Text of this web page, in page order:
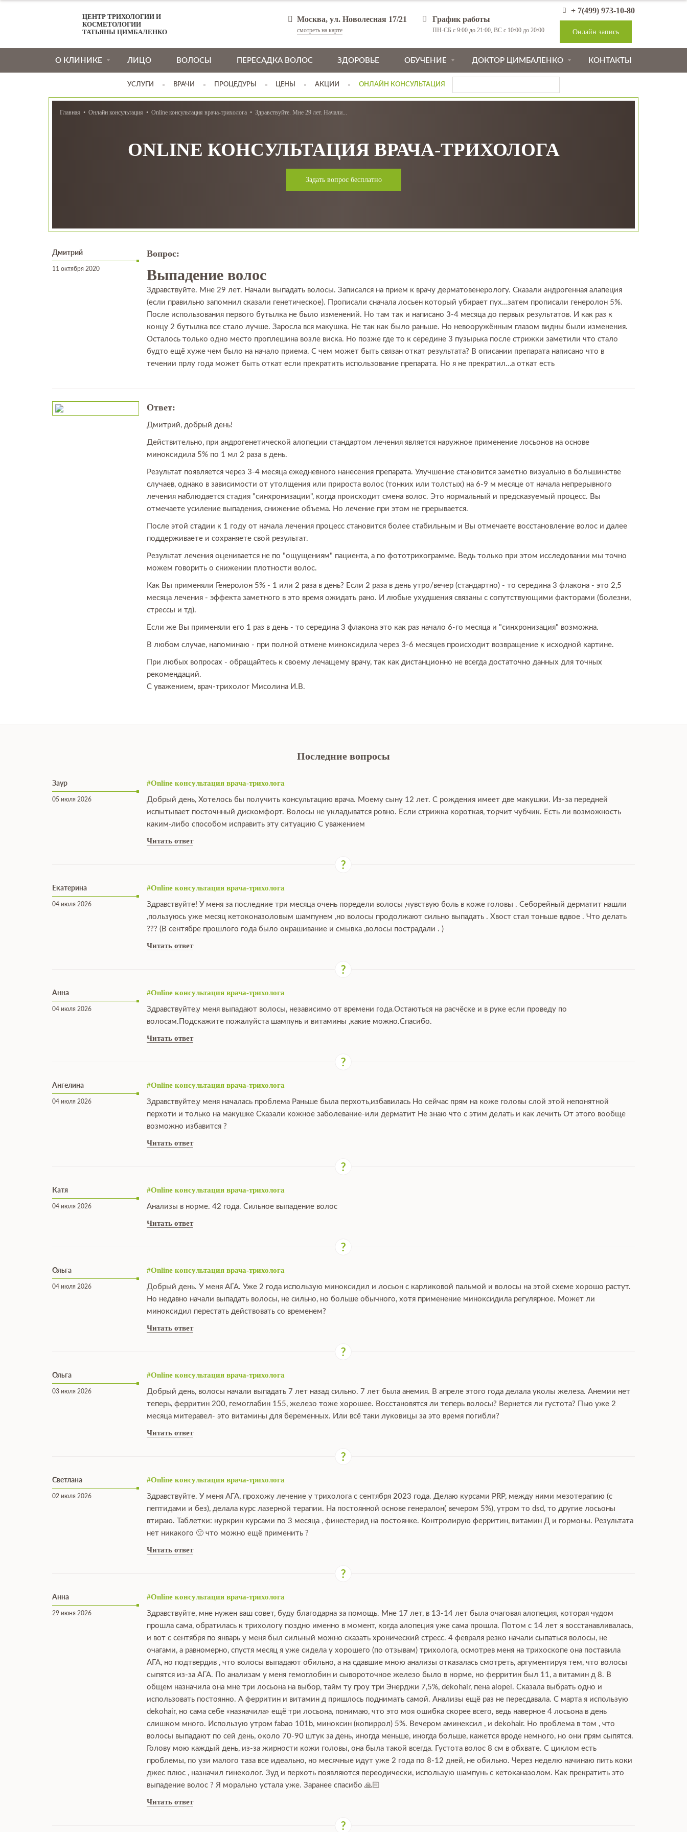
ЦЕНТР ТРИХОЛОГИИ И
КОСМЕТОЛОГИИ
ТАТЬЯНЫ ЦИМБАЛЕНКО
Москва, ул. Новолесная 17/21
смотреть на карте
График работы
ПН-СБ с 9:00 до 21:00, ВС с 10:00 до 20:00
+ 7(499) 973-10-80
Онлайн запись
О КЛИНИКЕ ЛИЦО ВОЛОСЫ ПЕРЕСАДКА ВОЛОС ЗДОРОВЬЕ ОБУЧЕНИЕ ДОКТОР ЦИМБАЛЕНКО КОНТАКТЫ
УСЛУГИ ВРАЧИ ПРОЦЕДУРЫ ЦЕНЫ АКЦИИ ОНЛАЙН КОНСУЛЬТАЦИЯ
Главная Онлайн консультация Online консультация врача-трихолога Здравствуйте. Мне 29 лет. Начали...
ONLINE КОНСУЛЬТАЦИЯ ВРАЧА-ТРИХОЛОГА
Задать вопрос бесплатно
Дмитрий
11 октября 2020
Вопрос:
Выпадение волос
Здравствуйте. Мне 29 лет. Начали выпадать волосы. Записался на прием к врачу дерматовенерологу. Сказали андрогенная алапеция
(если правильно запомнил сказали генетическое). Прописали сначала лосьен который убирает пух…затем прописали генеролон 5%.
После использования первого бутылка не было изменений. Но там так и написано 3-4 месяца до первых результатов. И как раз к
концу 2 бутылка все стало лучше. Заросла вся макушка. Не так как было раньше. Но невооружённым глазом видны были изменения.
Осталось только одно место проплешина возле виска. Но позже где то к середине 3 пузырька после стрижки заметили что стало
будто ещё хуже чем было на начало приема. С чем может быть связан откат результата? В описании препарата написано что в
течении прлу года может быть откат если прекратить использование препарата. Но я не прекратил…а откат есть
Ответ:
Дмитрий, добрый день!
Действительно, при андрогенетической алопеции стандартом лечения является наружное применение лосьонов на основе
миноксидила 5% по 1 мл 2 раза в день.
Результат появляется через 3-4 месяца ежедневного нанесения препарата. Улучшение становится заметно визуально в большинстве
случаев, однако в зависимости от утолщения или прироста волос (тонких или толстых) на 6-9 м месяце от начала непрерывного
лечения наблюдается стадия "синхронизации", когда происходит смена волос. Это нормальный и предсказуемый процесс. Вы
отмечаете усиление выпадения, снижение объема. Но лечение при этом не прерывается.
После этой стадии к 1 году от начала лечения процесс становится более стабильным и Вы отмечаете восстановление волос и далее
поддерживаете и сохраняете свой результат.
Результат лечения оценивается не по "ощущениям" пациента, а по фототрихограмме. Ведь только при этом исследовании мы точно
можем говорить о снижении плотности волос.
Как Вы применяли Генеролон 5% - 1 или 2 раза в день? Если 2 раза в день утро/вечер (стандартно) - то середина 3 флакона - это 2,5
месяца лечения - эффекта заметного в это время ожидать рано. И любые ухудшения связаны с сопутствующими факторами (болезни,
стрессы и тд).
Если же Вы применяли его 1 раз в день - то середина 3 флакона это как раз начало 6-го месяца и "синхронизация" возможна.
В любом случае, напоминаю - при полной отмене миноксидила через 3-6 месяцев происходит возвращение к исходной картине.
При любых вопросах - обращайтесь к своему лечащему врачу, так как дистанционно не всегда достаточно данных для точных
рекомендаций.
С уважением, врач-трихолог Мисолина И.В.
Последние вопросы
Заур
05 июля 2026
#Online консультация врача-трихолога
Добрый день, Хотелось бы получить консультацию врача. Моему сыну 12 лет. С рождения имеет две макушки. Из-за передней
испытывает посточнный дискомфорт. Волосы не укладыватся ровно. Если стрижка короткая, торчит чубчик. Есть ли возможность
каким-либо способом исправить эту ситуацию С уважением
Читать ответ
Екатерина
04 июля 2026
#Online консультация врача-трихолога
Здравствуйте! У меня за последние три месяца очень поредели волосы ,чувствую боль в коже головы . Себорейный дерматит нашли
,пользуюсь уже месяц кетоконазоловым шампунем ,но волосы продолжают сильно выпадать . Хвост стал тоньше вдвое . Что делать
??? (В сентябре прошлого года было окрашивание и смывка ,волосы пострадали . )
Читать ответ
Анна
04 июля 2026
#Online консультация врача-трихолога
Здравствуйте,у меня выпадают волосы, независимо от времени года.Остаються на расчёске и в руке если проведу по
волосам.Подскажите пожалуйста шампунь и витамины ,какие можно.Спасибо.
Читать ответ
Ангелина
04 июля 2026
#Online консультация врача-трихолога
Здравствуйте,у меня началась проблема Раньше была перхоть,избавилась Но сейчас прям на коже головы слой этой непонятной
перхоти и только на макушке Сказали кожное заболевание-или дерматит Не знаю что с этим делать и как лечить От этого вообще
возможно избавится ?
Читать ответ
Катя
04 июля 2026
#Online консультация врача-трихолога
Анализы в норме. 42 года. Сильное выпадение волос
Читать ответ
Ольга
04 июля 2026
#Online консультация врача-трихолога
Добрый день. У меня АГА. Уже 2 года использую миноксидил и лосьон с карликовой пальмой и волосы на этой схеме хорошо растут.
Но недавно начали выпадать волосы, не сильно, но больше обычного, хотя применение миноксидила регулярное. Может ли
миноксидил перестать действовать со временем?
Читать ответ
Ольга
03 июля 2026
#Online консультация врача-трихолога
Добрый день, волосы начали выпадать 7 лет назад сильно. 7 лет была анемия. В апреле этого года делала уколы железа. Анемии нет
теперь, ферритин 200, гемоглабин 155, железо тоже хорошее. Восстановятся ли теперь волосы? Вернется ли густота? Пью уже 2
месяца митеравел- это витамины для беременных. Или всё таки луковицы за это время погибли?
Читать ответ
Светлана
02 июля 2026
#Online консультация врача-трихолога
Здравствуйте. У меня АГА, прохожу лечение у трихолога с сентября 2023 года. Делаю курсами PRP, между ними мезотерапию (с
пептидами и без), делала курс лазерной терапии. На постоянной основе генералон( вечером 5%), утром то dsd, то другие лосьоны
втираю. Таблетки: нуркрин курсами по 3 месяца , финестерид на постоянке. Контролирую ферритин, витамин Д и гормоны. Результата
нет никакого 🙁 что можно ещё применить ?
Читать ответ
Анна
29 июня 2026
#Online консультация врача-трихолога
Здравствуйте, мне нужен ваш совет, буду благодарна за помощь. Мне 17 лет, в 13-14 лет была очаговая алопеция, которая чудом
прошла сама, обратилась к трихологу поздно именно в момент, когда алопеция уже сама прошла. Потом с 14 лет я восстанавливалась,
и вот с сентября по январь у меня был сильный можно сказать хронический стресс. 4 февраля резко начали сыпаться волосы, не
очагами, а равномерно, спустя месяц я уже сидела у хорошего (по отзывам) трихолога, осмотрев меня на трихоскопе она поставила
АГА, но подтвердив , что волосы выпадают обильно, а на сдавшие мною анализы отказалась смотреть, аргументируя тем, что волосы
сыпятся из-за АГА. По анализам у меня гемоглобин и сывороточное железо было в норме, но ферритин был 11, а витамин д 8. В
общем назначила она мне три лосьона на выбор, тайм ту гроу три Энерджи 7,5%, dekohair, пена alopel. Сказала выбрать одно и
использовать постоянно. А ферритин и витамин д пришлось поднимать самой. Анализы ещё раз не пересдавала. С марта я использую
dekohair, но сама себе «назначила» ещё три лосьона, понимаю, что это моя ошибка скорее всего, ведь наверное 4 лосьона в день
слишком много. Использую утром fabao 101b, миноксин (копиррол) 5%. Вечером аминексил , и dekohair. Но проблема в том , что
волосы выпадают по сей день, около 70-90 штук за день, иногда меньше, иногда больше, кажется вроде немного, но они прям сыпятся.
Голову мою каждый день, из-за жирности кожи головы, она была такой всегда. Густота волос 8 см в обхвате. С циклом есть
проблемы, по узи малого таза все идеально, но месячные идут уже 2 года по 8-12 дней, не обильно. Через неделю начинаю пить коки
джес плюс , назначил гинеколог. Зуд и перхоть появляются переодически, использую шампунь с кетоканазолом. Как прекратить это
выпадение волос ? Я морально устала уже. Заранее спасибо 🙏🏻
Читать ответ